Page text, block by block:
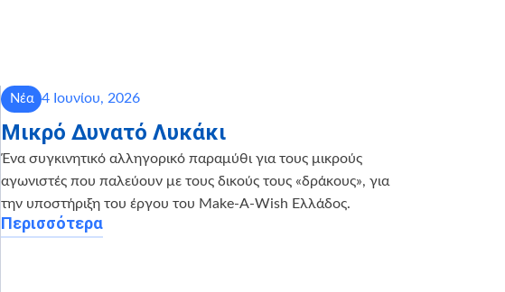
Νέα 4 Ιουνίου, 2026
Μικρό Δυνατό Λυκάκι
Ένα συγκινητικό αλληγορικό παραμύθι για τους μικρούς
αγωνιστές που παλεύουν με τους δικούς τους «δράκους», για
την υποστήριξη του έργου του Make-A-Wish Ελλάδος.
Περισσότερα